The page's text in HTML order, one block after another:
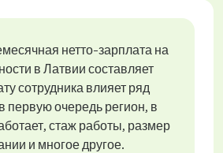
нетто-зарплата на
в Латвии составляет
сотрудника влияет ряд
первую очередь регион, в
стаж работы, размер
и многое другое.